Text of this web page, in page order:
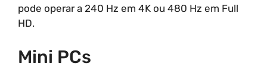
pode operar a 240 Hz em 4K ou 480 Hz em Full
HD.
Mini PCs